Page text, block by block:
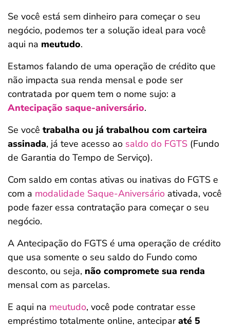
Se você está sem dinheiro para começar o seu
negócio, podemos ter a solução ideal para você
aqui na meutudo.
Estamos falando de uma operação de crédito que
não impacta sua renda mensal e pode ser
contratada por quem tem o nome sujo: a
Antecipação saque-aniversário.
Se você trabalha ou já trabalhou com carteira
assinada, já teve acesso ao saldo do FGTS (Fundo
de Garantia do Tempo de Serviço).
Com saldo em contas ativas ou inativas do FGTS e
com a modalidade Saque-Aniversário ativada, você
pode fazer essa contratação para começar o seu
negócio.
A Antecipação do FGTS é uma operação de crédito
que usa somente o seu saldo do Fundo como
desconto, ou seja, não compromete sua renda
mensal com as parcelas.
E aqui na meutudo, você pode contratar esse
empréstimo totalmente online, anteciparaté 5